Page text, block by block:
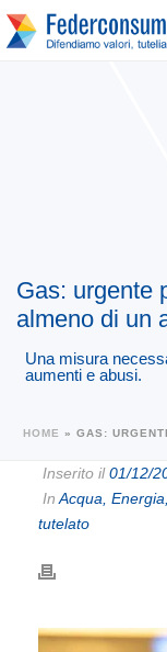
Gas: urgente
almeno di un
Una misura
aumenti e abusi.
HOME » GAS:
Inserito il01/12/
In Acqua,
tutelato